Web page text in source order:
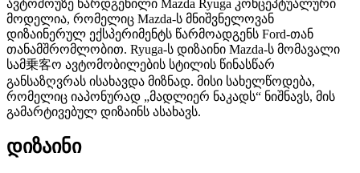
ავტოშოუზე წარდგენილი Mazda Ryuga კონცეპტუალური
მოდელია, რომელიც Mazda-ს მნიშვნელოვან
დიზაინერულ ექსპერიმენტს წარმოადგენს Ford-თან
თანამშრომლობით. Ryuga-ს დიზაინი Mazda-ს მომავალი
სამ乗客ო ავტომობილების სტილის წინასწარ
განსაზღვრას ისახავდა მიზნად. მისი სახელწოდება,
რომელიც იაპონურად „მადლიერ ნაკადს“ ნიშნავს, მის
გამარტივებულ დიზაინს ასახავს.
დიზაინი